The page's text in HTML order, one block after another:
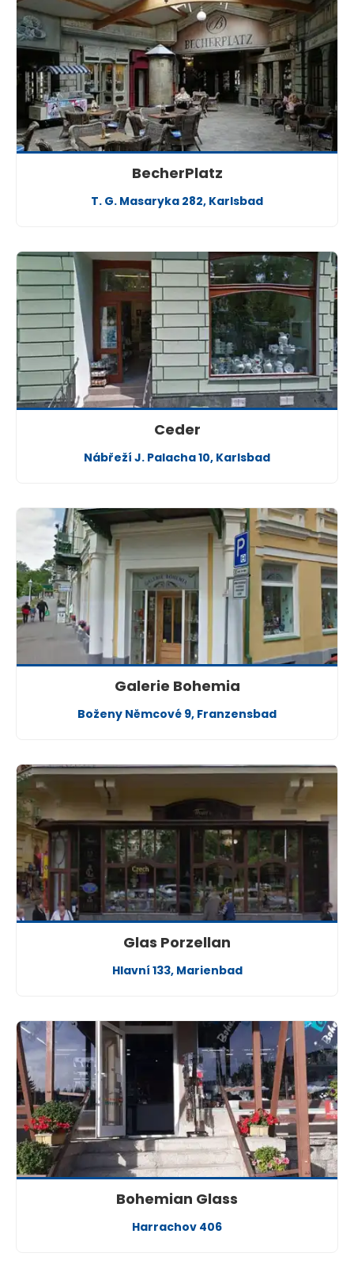
BecherPlatz
T. G. Masaryka 282, Karlsbad
Ceder
Nábřeží J. Palacha 10, Karlsbad
Galerie Bohemia
Boženy Němcové 9, Franzensbad
Glas Porzellan
Hlavní 133, Marienbad
Bohemian Glass
Harrachov 406